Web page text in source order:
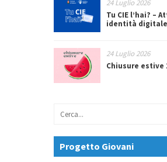
24 Luglio 2026
Tu CIE l’hai? –
identità digitale
24 Luglio 2026
Chiusure estive
Progetto Giovani